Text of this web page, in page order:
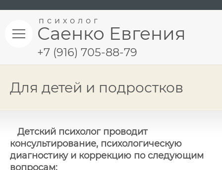
Саенко Евгения
психолог
+7 (916) 705-88-79
Для детей и подростков
Детский психолог проводит
консультирование, психологическую
диагностику и коррекцию по следующим
вопросам: